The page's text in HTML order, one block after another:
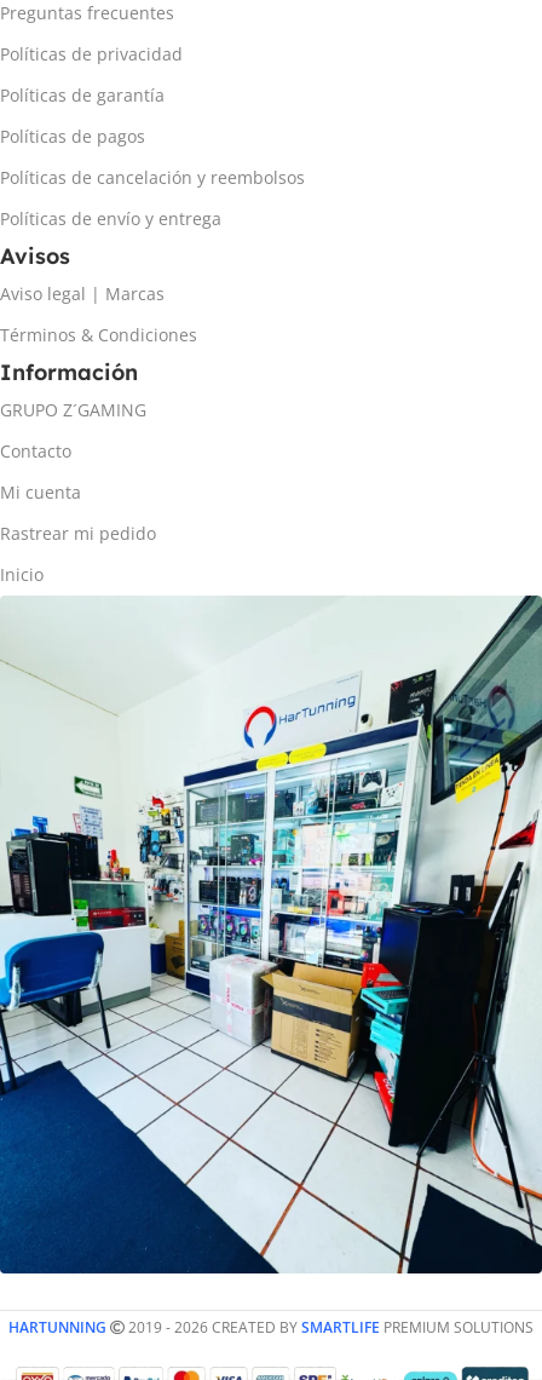
Preguntas frecuentes
Políticas de privacidad
Políticas de garantía
Políticas de pagos
Políticas de cancelación y reembolsos
Políticas de envío y entrega
Avisos
Aviso legal | Marcas
Términos & Condiciones
Información
GRUPO Z´GAMING
Contacto
Mi cuenta
Rastrear mi pedido
Inicio
HARTUNNING 2019 - 2026 CREATED BYSMARTLIFE PREMIUM SOLUTIONS